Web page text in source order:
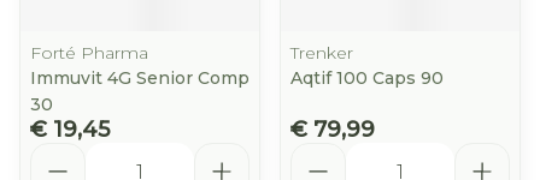
Forté Pharma
Immuvit 4G Senior Comp
30
€ 19,45
Trenker
Aqtif 100 Caps 90
€ 79,99